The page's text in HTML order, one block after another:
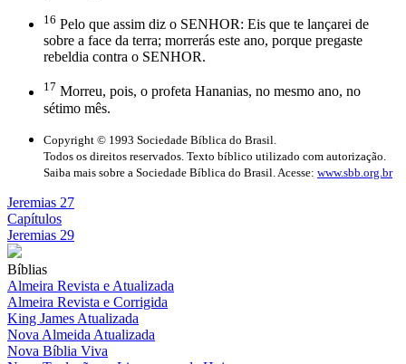
16 Pelo que assim diz o SENHOR: Eis que te lançarei de
sobre a face da terra; morrerás este ano, porque pregaste
rebeldia contra o SENHOR.
17 Morreu, pois, o profeta Hananias, no mesmo ano, no
sétimo mês.
Copyright © 1993 Sociedade Bíblica do Brasil.
Todos os direitos reservados. Texto bíblico utilizado com autorização.
Saiba mais sobre a Sociedade Bíblica do Brasil. Acesse: www.sbb.org.br
Jeremias 27
Capítulos
Jeremias 29
Bíblias
Almeira Revista e Atualizada
Almeira Revista e Corrigida
King James Atualizada
Nova Almeida Atualizada
Nova Bíblia Viva